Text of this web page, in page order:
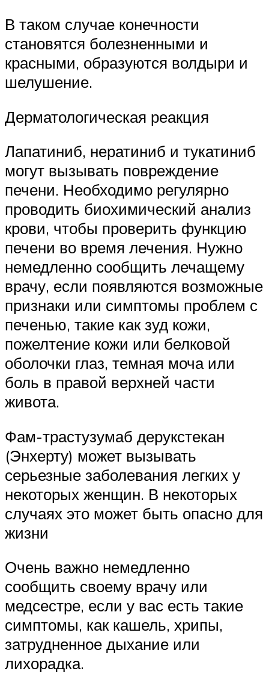
В таком случае конечности
становятся болезненными и
красными, образуются волдыри и
шелушение.
Дерматологическая реакция
Лапатиниб, нератиниб и тукатиниб
могут вызывать повреждение
печени. Необходимо регулярно
проводить биохимический анализ
крови, чтобы проверить функцию
печени во время лечения. Нужно
немедленно сообщить лечащему
врачу, если появляются возможные
признаки или симптомы проблем с
печенью, такие как зуд кожи,
пожелтение кожи или белковой
оболочки глаз, темная моча или
боль в правой верхней части
живота.
Фам-трастузумаб дерукстекан
(Энхерту) может вызывать
серьезные заболевания легких у
некоторых женщин. В некоторых
случаях это может быть опасно для
жизни
Очень важно немедленно
сообщить своему врачу или
медсестре, если у вас есть такие
симптомы, как кашель, хрипы,
затрудненное дыхание или
лихорадка.